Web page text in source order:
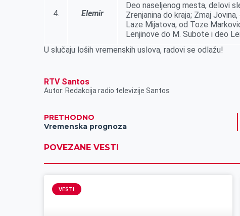
4. Elemir
Deo naselјenog mesta, delovi
Zrenjanina do kraja; Zmaj
Laze Mijatova, od Toze
Lenjinove do M. Subote i deo
U slučaju loših vremenskih uslova, radovi se odlažu!
RTV Santos
Autor: Redakcija radio televizije Santos
PRETHODNO
Vremenska prognoza
POVEZANE VESTI
VESTI